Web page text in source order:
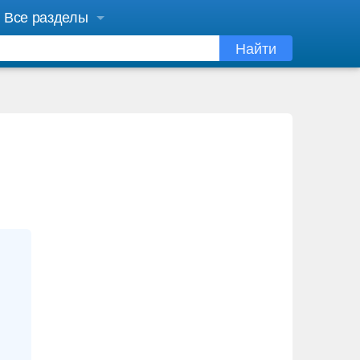
Все разделы
Найти